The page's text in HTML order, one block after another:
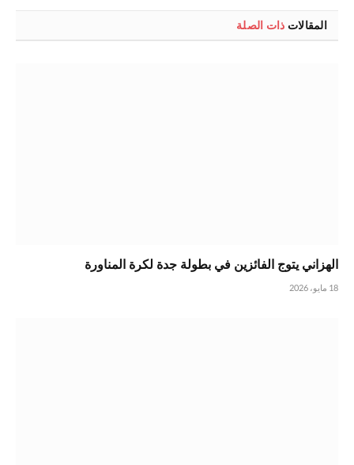
المقالات ذات الصلة
الهزاني يتوج الفائزين في بطولة جدة لكرة المناورة
18 مايو، 2026